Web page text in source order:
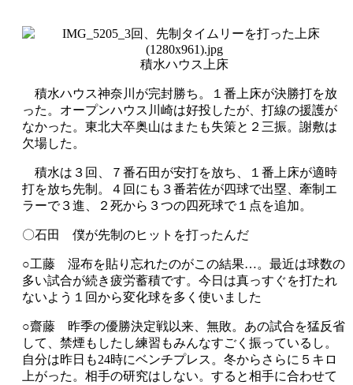
積水ハウス上床
積水ハウス神奈川が完封勝ち。１番上床が決勝打を放
った。オープンハウス川崎は好投したが、打線の援護が
なかった。東北大卒奥山はまたも失策と２三振。謝敷は
欠場した。
積水は３回、７番石田が安打を放ち、１番上床が適時
打を放ち先制。４回にも３番若佐が四球で出塁、牽制エ
ラーで３進、２死から３つの四死球で１点を追加。
〇石田 僕が先制のヒットを打ったんだ
○工藤 湿布を貼り忘れたのがこの結果…。最近は球数の
多い試合が続き疲労蓄積です。今日は真っすぐを打たれ
ないよう１回から変化球を多く使いました
○齋藤 昨季の優勝決定戦以来、無敗。あの試合を猛反省
して、禁煙もしたし練習もみんなすごく振っているし。
自分は昨日も24時にベンチプレス。冬からさらに５キロ
上がった。相手の研究はしない。すると相手に合わせて